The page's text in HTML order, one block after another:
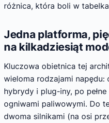
różnica, która boli w
Jedna platforma,
na kilkadziesiąt
Kluczowa obietnica tej
wieloma rodzajami
hybrydy i plug-iny, po
ogniwami paliwowymi. Do
dwoma silnikami (na osi